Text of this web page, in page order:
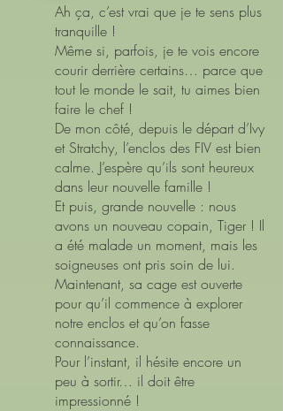
Ah ça, c’est vrai que je te sens plus
tranquille !
Même si, parfois, je te vois encore
courir derrière certains… parce que
tout le monde le sait, tu aimes bien
faire le chef !
De mon côté, depuis le départ d’Ivy
et Stratchy, l’enclos des FIV est bien
calme. J’espère qu’ils sont heureux
dans leur nouvelle famille !
Et puis, grande nouvelle : nous
avons un nouveau copain, Tiger ! Il
a été malade un moment, mais les
soigneuses ont pris soin de lui.
Maintenant, sa cage est ouverte
pour qu’il commence à explorer
notre enclos et qu’on fasse
connaissance.
Pour l’instant, il hésite encore un
peu à sortir… il doit être
impressionné !